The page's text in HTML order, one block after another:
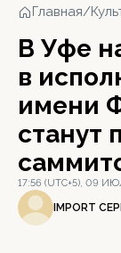
Главная/
В Уфе
в
имени
станут
17:56 (UTC+5), 09
IMPORT